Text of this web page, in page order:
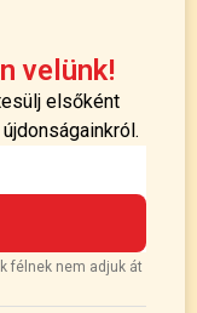
velünk!
elsőként
félnek nem adjuk át